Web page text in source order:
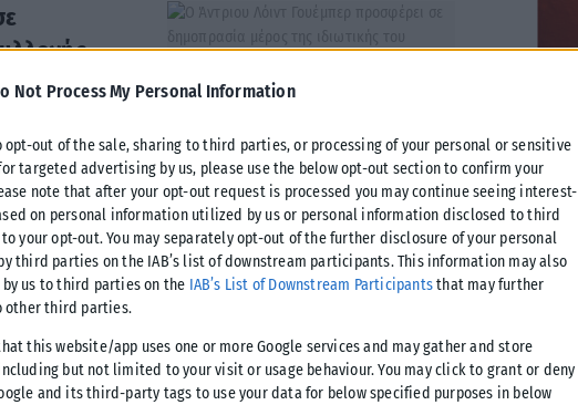
Not Process My Personal Information
opt-out of the sale, sharing to third parties, or processing of your personal or sensitive
targeted advertising by us, please use the below opt-out section to confirm your
note that after your opt-out request is processed you may continue seeing interest-
on personal information utilized by us or personal information disclosed to third
your opt-out. You may separately opt-out of the further disclosure of your personal
third parties on the IAB’s list of downstream participants. This information may also
by us to third parties on the IAB’s List of Downstream Participantsthat may further
other third parties.
this website/app uses one or more Google services and may gather and store
but not limited to your visit or usage behaviour. You may click to grant or deny
and its third-party tags to use your data for below specified purposes in below